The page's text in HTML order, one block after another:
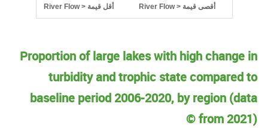
River Flow > أقصى قيمة River Flow > أقل قيمة
Proportion of large lakes with high change
turbidity and trophic state compared
baseline period 2006-2020, by region
from